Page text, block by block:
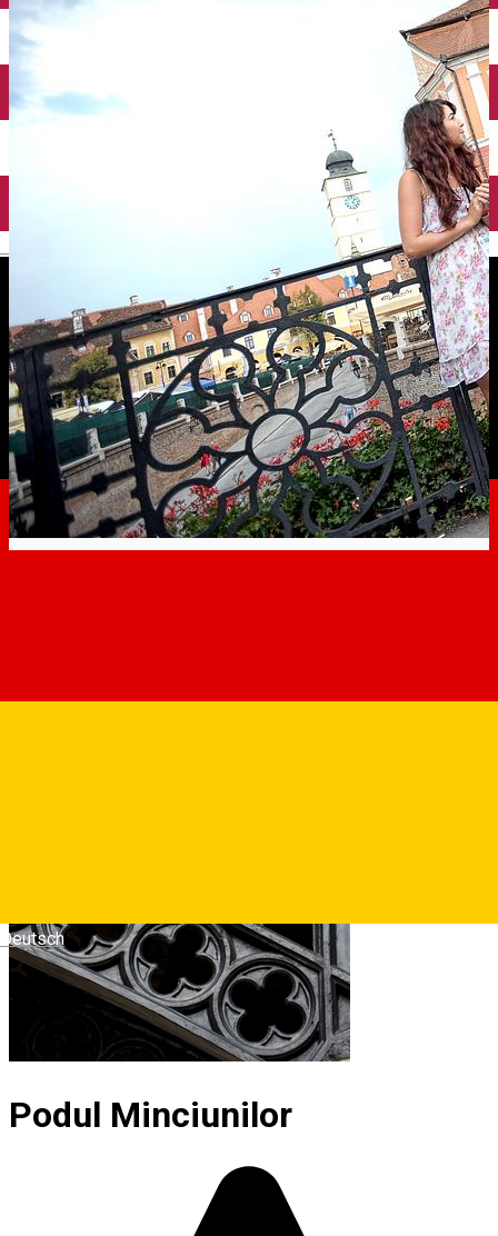
Deutsch
Podul Minciunilor